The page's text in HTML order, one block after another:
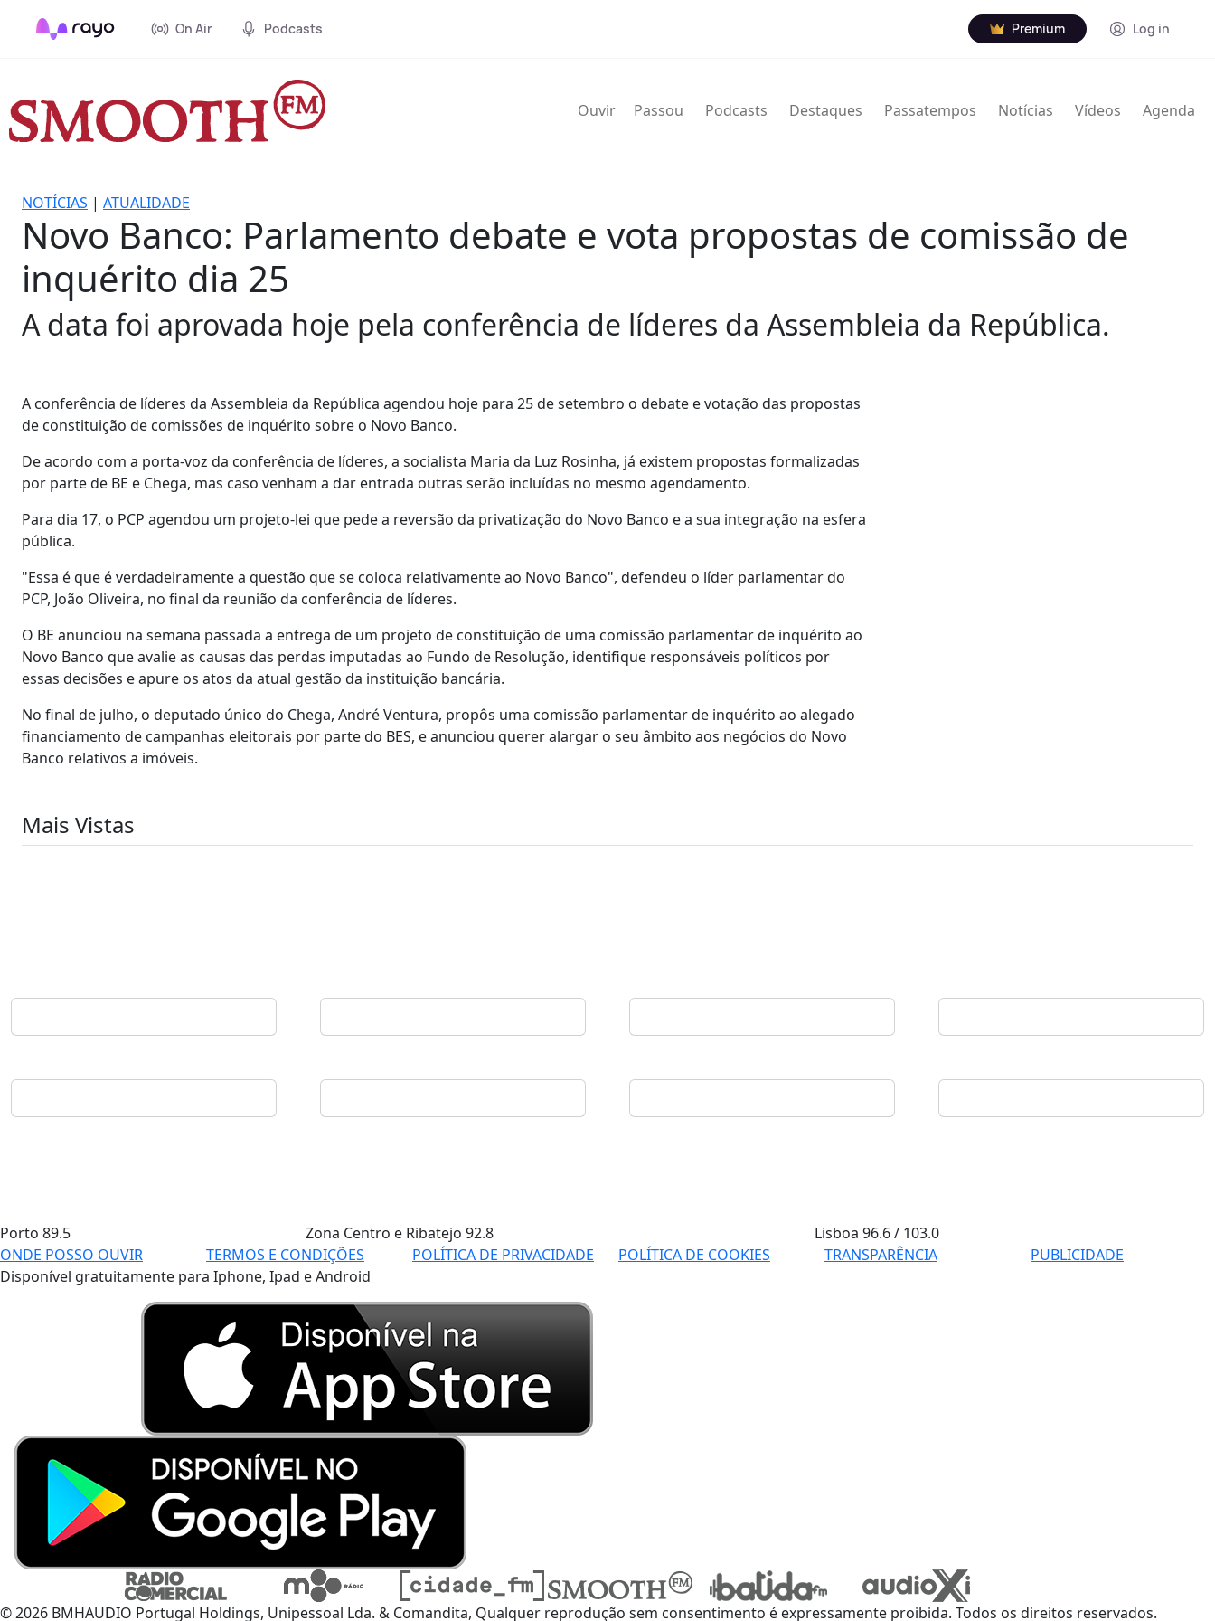
On Air Podcasts Premium Log in
Ouvir Passou Podcasts Destaques Passatempos Notícias Vídeos Agenda
NOTÍCIAS | ATUALIDADE
Novo Banco: Parlamento debate e vota propostas de comissão de
inquérito dia 25
A data foi aprovada hoje pela conferência de líderes da Assembleia da República.
A conferência de líderes da Assembleia da República agendou hoje para 25 de setembro o debate e votação das propostas
de constituição de comissões de inquérito sobre o Novo Banco.
De acordo com a porta-voz da conferência de líderes, a socialista Maria da Luz Rosinha, já existem propostas formalizadas
por parte de BE e Chega, mas caso venham a dar entrada outras serão incluídas no mesmo agendamento.
Para dia 17, o PCP agendou um projeto-lei que pede a reversão da privatização do Novo Banco e a sua integração na esfera
pública.
"Essa é que é verdadeiramente a questão que se coloca relativamente ao Novo Banco", defendeu o líder parlamentar do
PCP, João Oliveira, no final da reunião da conferência de líderes.
O BE anunciou na semana passada a entrega de um projeto de constituição de uma comissão parlamentar de inquérito ao
Novo Banco que avalie as causas das perdas imputadas ao Fundo de Resolução, identifique responsáveis políticos por
essas decisões e apure os atos da atual gestão da instituição bancária.
No final de julho, o deputado único do Chega, André Ventura, propôs uma comissão parlamentar de inquérito ao alegado
financiamento de campanhas eleitorais por parte do BES, e anunciou querer alargar o seu âmbito aos negócios do Novo
Banco relativos a imóveis.
Mais Vistas
Porto 89.5 Zona Centro e Ribatejo 92.8 Lisboa96.6 / 103.0
ONDE POSSO OUVIR
TERMOS E CONDIÇÕES POLÍTICA DE PRIVACIDADE POLÍTICA DE COOKIES TRANSPARÊNCIA
PUBLICIDADE
Disponível gratuitamente para Iphone, Ipad e Android
© 2026 BMHAUDIO Portugal Holdings, Unipessoal Lda. & Comandita, Qualquer reprodução sem consentimento é expressamente proibida. Todos os direitos reservados.